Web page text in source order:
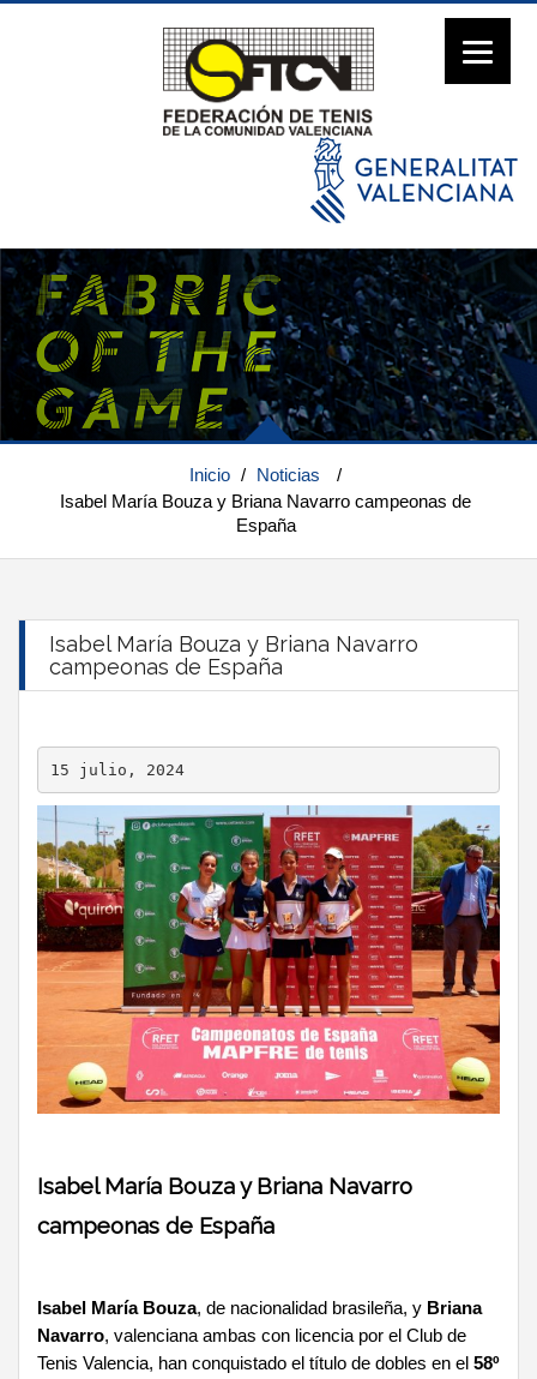
Inicio / Noticias
/
Isabel María Bouza y Briana Navarro campeonas de
España
Isabel María Bouza y Briana Navarro
campeonas de España
15 julio, 2024
Isabel María Bouza y Briana Navarro
campeonas de España
Isabel María Bouza, de nacionalidad brasileña, y Briana
Navarro, valenciana ambas con licencia por el Club de
Tenis Valencia, han conquistado el título de dobles en el 58º